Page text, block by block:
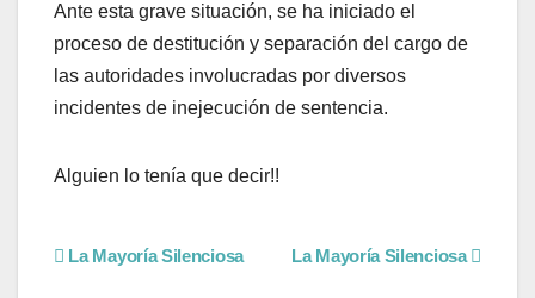
Ante esta grave situación, se ha iniciado el
proceso de destitución y separación del cargo de
las autoridades involucradas por diversos
incidentes de inejecución de sentencia.
Alguien lo tenía que decir!!
La Mayoría Silenciosa
La Mayoría Silenciosa